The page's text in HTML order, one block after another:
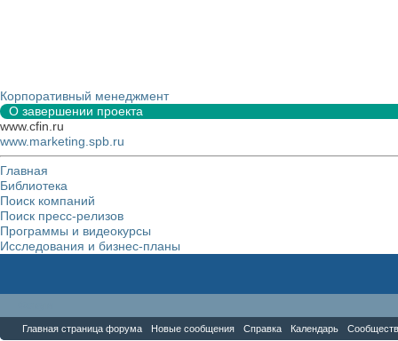
Корпоративный менеджмент
О завершении проекта
www.cfin.ru
www.marketing.spb.ru
Главная
Библиотека
Поиск компаний
Поиск пресс-релизов
Программы и видеокурсы
Исследования и бизнес-планы
Главная страница форума Новые сообщения Справка Календарь